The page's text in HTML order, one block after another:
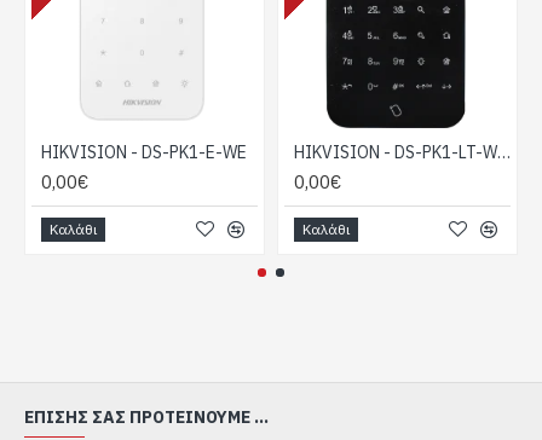
HIKVISION - DS-PK1-E-WE
0,00€
Καλάθι
HIKVISION - DS-PK1-LT-WE Black
0,00€
Καλάθι
ΕΠΊΣΗΣ ΣΑΣ ΠΡΟΤΕΊΝΟΥΜΕ ...